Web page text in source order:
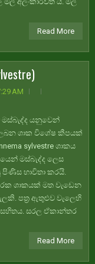
Read More
AM
මස්බැද්ද යනුවෙන්
ශාක විශේෂ කීපයක්
sylvestre ශාකය
මස්බැද්ද ලෙස
පිණිස භාවිතා කරයි.
ශාකයක් මත වැඩෙන
පත්‍ර ඇතුළුව වැලෙහි
සරල ඒකාන්තර
Read More